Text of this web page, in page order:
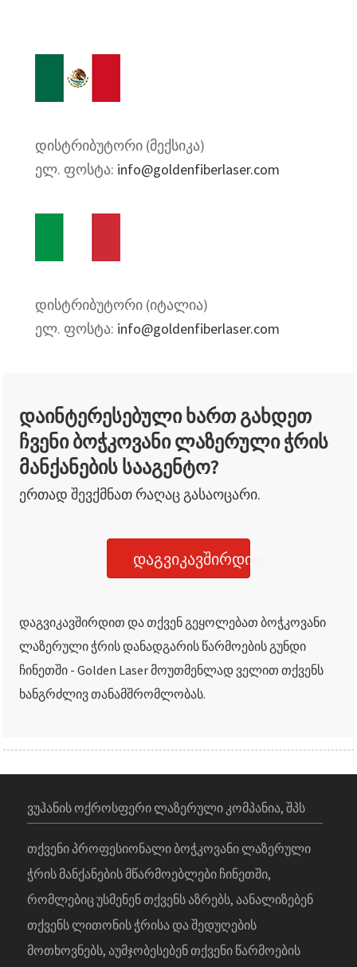
დისტრიბუტორი (მექსიკა)
ელ. ფოსტა: info@goldenfiberlaser.com
დისტრიბუტორი (იტალია)
ელ. ფოსტა: info@goldenfiberlaser.com
დაინტერესებული ხართ გახდეთ
ჩვენი ბოჭკოვანი ლაზერული ჭრის
მანქანების სააგენტო?
ერთად შევქმნათ რაღაც გასაოცარი.
დაგვიკავშირდით
დაგვიკავშირდით და თქვენ გეყოლებათ ბოჭკოვანი
ლაზერული ჭრის დანადგარის წარმოების გუნდი
ჩინეთში - Golden Laser მოუთმენლად ველით თქვენს
ხანგრძლივ თანამშრომლობას.
ᲕᲣᲰᲐᲜᲘᲡ ᲝᲥᲠᲝᲡᲤᲔᲠᲘ ᲚᲐᲖᲔᲠᲣᲚᲘ ᲙᲝᲛᲞᲐᲜᲘᲐ, ᲨᲞᲡ
Თქვენი Პროფესიონალი Ბოჭკოვანი Ლაზერული
Ჭრის Მანქანების Მწარმოებლები Ჩინეთში,
Რომლებიც Უსმენენ Თქვენს Აზრებს, Აანალიზებენ
Თქვენს Ლითონის Ჭრისა Და Შედუღების
Მოთხოვნებს, Აუმჯობესებენ Თქვენი Წარმოების